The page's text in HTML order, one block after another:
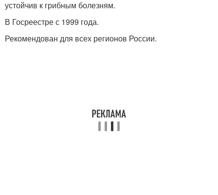
устойчив к грибным болезням.
В Госреестре с 1999 года.
Рекомендован для всех регионов России.